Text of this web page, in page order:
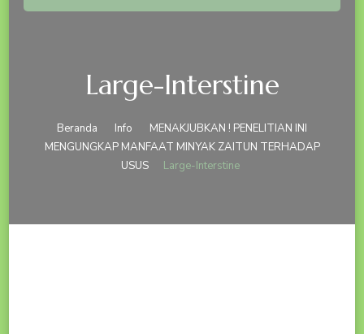
Large-Interstine
Beranda Info
MENAKJUBKAN ! PENELITIAN INI
MENGUNGKAP MANFAAT MINYAK ZAITUN TERHADAP
USUS
Large-Interstine